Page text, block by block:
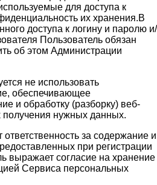
для доступа к
их хранения.В
доступа к логину и паролю и/
Пользователь обязан
об этом Администрации
не использовать
обеспечивающее
и обработку (разборку) веб-
получения нужных данных.
ответственность за содержание и
при регистрации
выражает согласие на хранение
Сервиса персональных